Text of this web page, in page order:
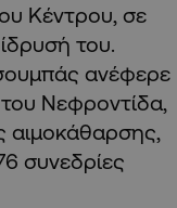
Κέντρου, σε
του.
ανέφερε
του Νεφροντίδα,
αιμοκάθαρσης,
συνεδρίες